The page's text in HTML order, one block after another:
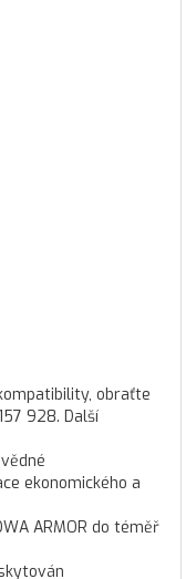
obraťte
928. Další
ekonomického a
ARMOR do téměř